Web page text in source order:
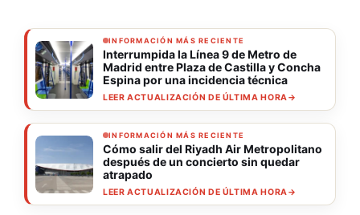
INFORMACIÓN MÁS RECIENTE
Interrumpida la Línea 9 de Metro de
Madrid entre Plaza de Castilla y Concha
Espina por una incidencia técnica
LEER ACTUALIZACIÓN DE ÚLTIMA HORA→
INFORMACIÓN MÁS RECIENTE
Cómo salir del Riyadh Air Metropolitano
después de un concierto sin quedar
atrapado
LEER ACTUALIZACIÓN DE ÚLTIMA HORA→